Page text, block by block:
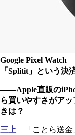
Google Pixel Watch
「Splitit」という決
――Apple直販の
ら買いやすさがア
きは？
三上 「ことら送金